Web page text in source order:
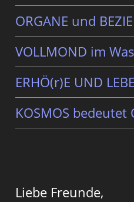
ORGANE und
VOLLMOND im
ERHÖ(r)E UND
KOSMOS bedeutet
Liebe Freunde,